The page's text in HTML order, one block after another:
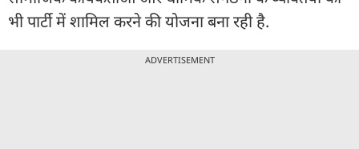
भी पार्टी में शामिल करने की योजना बना रही है.
ADVERTISEMENT